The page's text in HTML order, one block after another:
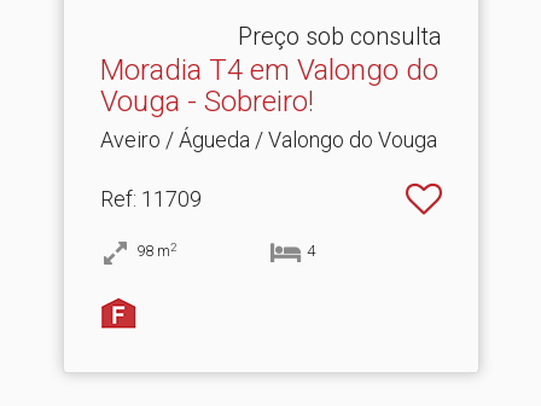
Preço sob consulta
Moradia T4 em Valongo do
Vouga - Sobreiro!
Aveiro / Águeda / Valongo do Vouga
Ref: 11709
98 m2 4